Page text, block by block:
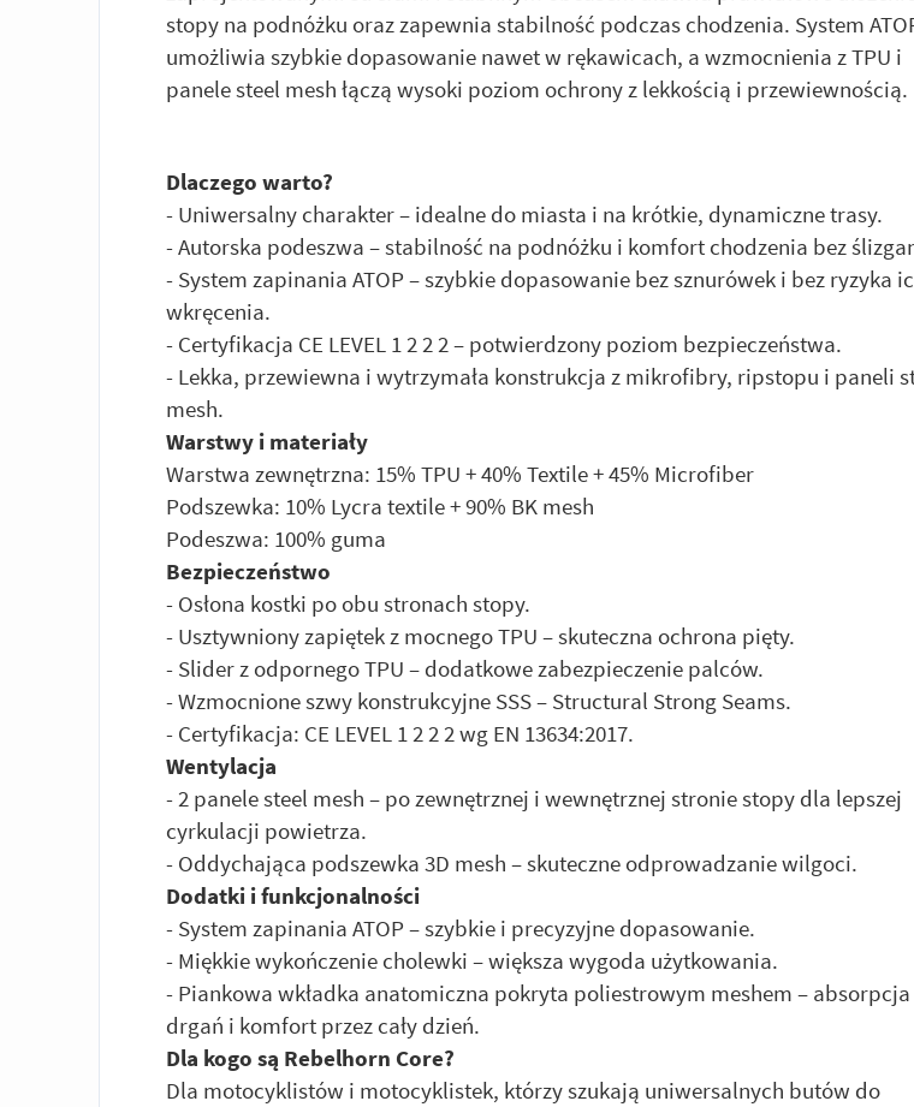
stopy na podnóżku oraz zapewnia stabilność podczas chodzenia. System
umożliwia szybkie dopasowanie nawet w rękawicach, a wzmocnienia z TPU i
panele steel mesh łączą wysoki poziom ochrony z lekkością i przewiewnością.
Dlaczego warto?
- Uniwersalny charakter – idealne do miasta i na krótkie, dynamiczne trasy.
- Autorska podeszwa – stabilność na podnóżku i komfort chodzenia bez
- System zapinania ATOP – szybkie dopasowanie bez sznurówek i bez ryzyka
wkręcenia.
- Certyfikacja CE LEVEL 1 2 2 2 – potwierdzony poziom bezpieczeństwa.
- Lekka, przewiewna i wytrzymała konstrukcja z mikrofibry, ripstopu i paneli
mesh.
Warstwy i materiały
Warstwa zewnętrzna: 15% TPU + 40% Textile + 45% Microfiber
Podszewka: 10% Lycra textile + 90% BK mesh
Podeszwa: 100% guma
Bezpieczeństwo
- Osłona kostki po obu stronach stopy.
- Usztywniony zapiętek z mocnego TPU – skuteczna ochrona pięty.
- Slider z odpornego TPU – dodatkowe zabezpieczenie palców.
- Wzmocnione szwy konstrukcyjne SSS – Structural Strong Seams.
- Certyfikacja: CE LEVEL 1 2 2 2 wg EN 13634:2017.
Wentylacja
- 2 panele steel mesh – po zewnętrznej i wewnętrznej stronie stopy dla lepszej
cyrkulacji powietrza.
- Oddychająca podszewka 3D mesh – skuteczne odprowadzanie wilgoci.
Dodatki i funkcjonalności
- System zapinania ATOP – szybkie i precyzyjne dopasowanie.
- Miękkie wykończenie cholewki – większa wygoda użytkowania.
- Piankowa wkładka anatomiczna pokryta poliestrowym meshem – absorpcja
drgań i komfort przez cały dzień.
Dla kogo są Rebelhorn Core?
Dla motocyklistów i motocyklistek, którzy szukają uniwersalnych butów do